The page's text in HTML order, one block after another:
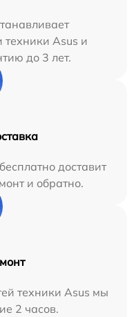
техники Asus и
до 3 лет.
доставит
и обратно.
техники Asus мы
2 часов.